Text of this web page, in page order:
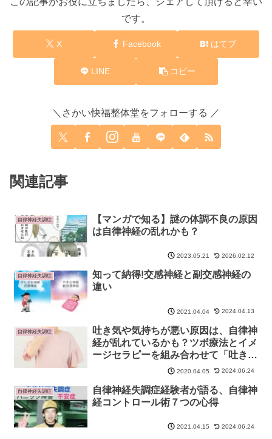
です。
X Facebook はてブ
LINE コピー
＼さかい快福整体堂をフォローする ／
関連記事
自律神経失調症
【マンガで知る】謎の体調不良の原因
は自律神経の乱れかも？
2023.05.21 2026.02.12
自律神経失調症
知って納得!交感神経と副交感神経の
違い
2021.04.04 2024.04.13
自律神経失調症
吐き気や気持ちが悪い原因は、自律神
経が乱れているかも？ツボ療法とイメ
ージセラピーを組み合わせて「吐き
気」をスッキリ解消！2020.04.05 2024.06.24
自律神経失調症
自律神経失調症経験者が語る、自律神
経コントロール術７つの心得
2021.04.15 2024.06.24